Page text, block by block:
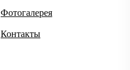
Фотогалерея
Контакты